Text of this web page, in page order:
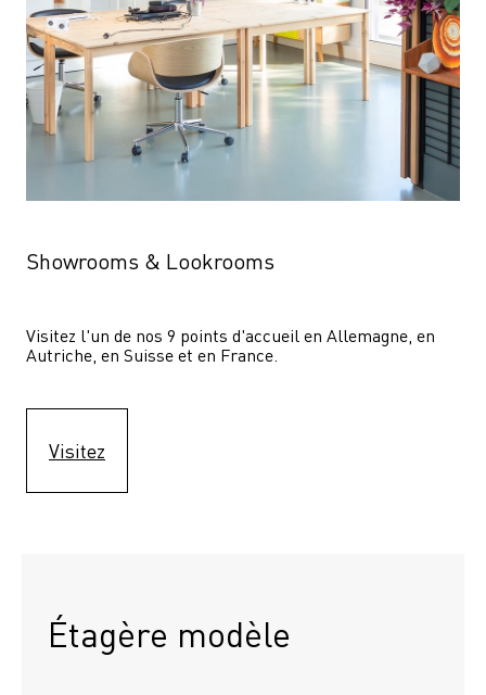
Showrooms & Lookrooms
Visitez l'un de nos 9 points d'accueil en Allemagne, en
Autriche, en Suisse et en France.
Visitez
Étagère modèle